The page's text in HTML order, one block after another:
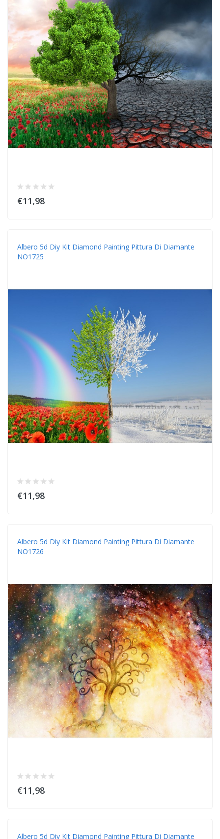
€11,98
Albero 5d Diy Kit Diamond Painting Pittura Di Diamante
NO1725
€11,98
Albero 5d Diy Kit Diamond Painting Pittura Di Diamante
NO1726
€11,98
Albero 5d Diy Kit Diamond Painting Pittura Di Diamante